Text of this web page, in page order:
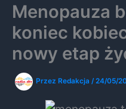
Menopauza
koniec
nowy etap
Przez Redakcja /24/05/